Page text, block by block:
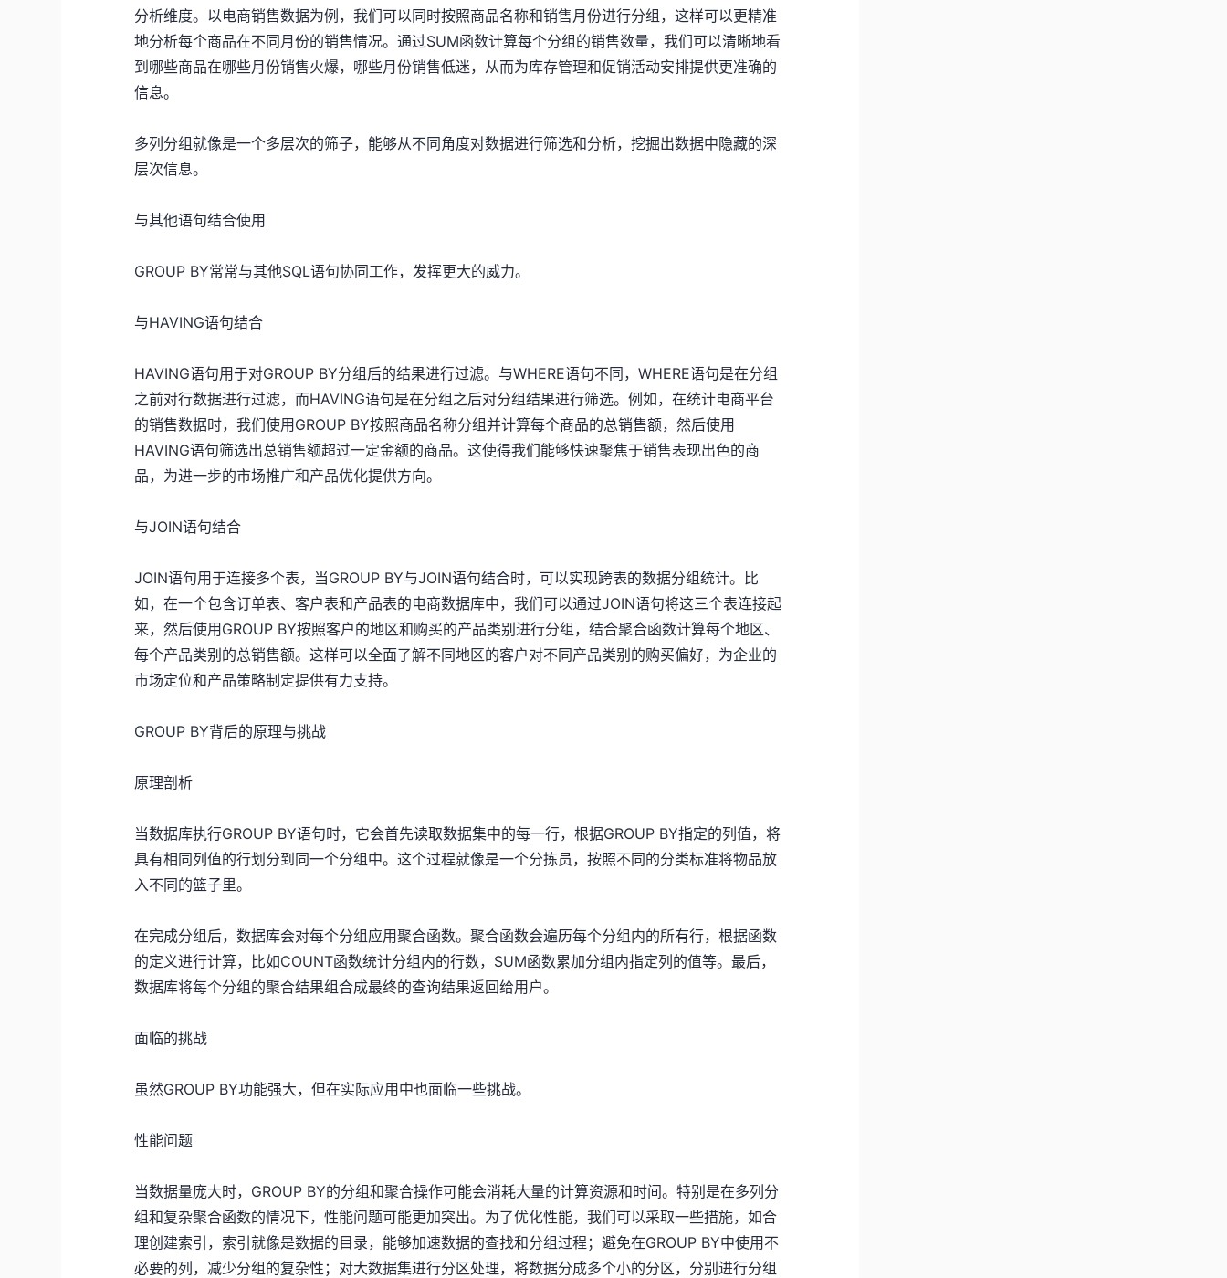
分析维度。以电商销售数据为例，我们可以同时按照商品名称和销售月份进行分组，这样可以更精准
地分析每个商品在不同月份的销售情况。通过SUM函数计算每个分组的销售数量，我们可以清晰地看
到哪些商品在哪些月份销售火爆，哪些月份销售低迷，从而为库存管理和促销活动安排提供更准确的
信息。
多列分组就像是一个多层次的筛子，能够从不同角度对数据进行筛选和分析，挖掘出数据中隐藏的深
层次信息。
与其他语句结合使用
GROUP BY常常与其他SQL语句协同工作，发挥更大的威力。
与HAVING语句结合
HAVING语句用于对GROUP BY分组后的结果进行过滤。与WHERE语句不同，WHERE语句是在分组
之前对行数据进行过滤，而HAVING语句是在分组之后对分组结果进行筛选。例如，在统计电商平台
的销售数据时，我们使用GROUP BY按照商品名称分组并计算每个商品的总销售额，然后使用
HAVING语句筛选出总销售额超过一定金额的商品。这使得我们能够快速聚焦于销售表现出色的商
品，为进一步的市场推广和产品优化提供方向。
与JOIN语句结合
JOIN语句用于连接多个表，当GROUP BY与JOIN语句结合时，可以实现跨表的数据分组统计。比
如，在一个包含订单表、客户表和产品表的电商数据库中，我们可以通过JOIN语句将这三个表连接起
来，然后使用GROUP BY按照客户的地区和购买的产品类别进行分组，结合聚合函数计算每个地区、
每个产品类别的总销售额。这样可以全面了解不同地区的客户对不同产品类别的购买偏好，为企业的
市场定位和产品策略制定提供有力支持。
GROUP BY背后的原理与挑战
原理剖析
当数据库执行GROUP BY语句时，它会首先读取数据集中的每一行，根据GROUP BY指定的列值，将
具有相同列值的行划分到同一个分组中。这个过程就像是一个分拣员，按照不同的分类标准将物品放
入不同的篮子里。
在完成分组后，数据库会对每个分组应用聚合函数。聚合函数会遍历每个分组内的所有行，根据函数
的定义进行计算，比如COUNT函数统计分组内的行数，SUM函数累加分组内指定列的值等。最后，
数据库将每个分组的聚合结果组合成最终的查询结果返回给用户。
面临的挑战
虽然GROUP BY功能强大，但在实际应用中也面临一些挑战。
性能问题
当数据量庞大时，GROUP BY的分组和聚合操作可能会消耗大量的计算资源和时间。特别是在多列分
组和复杂聚合函数的情况下，性能问题可能更加突出。为了优化性能，我们可以采取一些措施，如合
理创建索引，索引就像是数据的目录，能够加速数据的查找和分组过程；避免在GROUP BY中使用不
必要的列，减少分组的复杂性；对大数据集进行分区处理，将数据分成多个小的分区，分别进行分组